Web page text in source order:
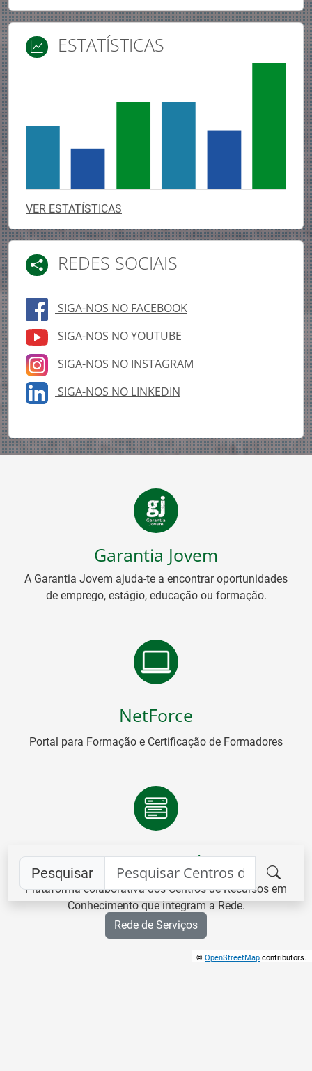
ESTATÍSTICAS
VER ESTATÍSTICAS
REDES SOCIAIS
SIGA-NOS NO FACEBOOK
SIGA-NOS NO YOUTUBE
SIGA-NOS NO INSTAGRAM
SIGA-NOS NO LINKEDIN
Garantia Jovem
A Garantia Jovem ajuda-te a encontrar oportunidades
de emprego, estágio, educação ou formação.
NetForce
Portal para Formação e Certificação de Formadores
CRC Virtual
Plataforma colaborativa dos Centros de Recursos em
Conhecimento que integram a Rede.
©OpenStreetMap contributors.
Pesquisar
Rede de Serviços